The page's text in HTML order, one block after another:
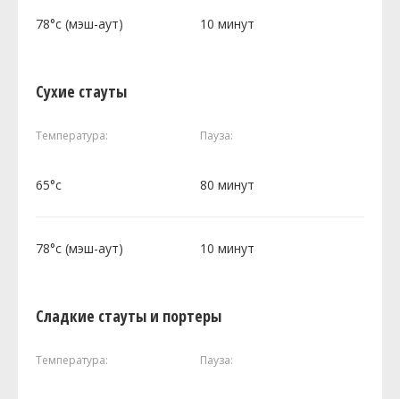
78°c (мэш-аут) 10 минут
Сухие стауты
Температура: Пауза:
65°c 80 минут
78°c (мэш-аут) 10 минут
Сладкие стауты и портеры
Температура: Пауза: